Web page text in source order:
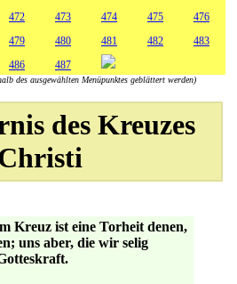
472 473 474 475
476
479 480 481 482
483
486 487
des ausgewählten Menüpunktes geblättert werden)
des Kreuzes
Kreuz ist eine Torheit denen,
uns aber, die wir selig